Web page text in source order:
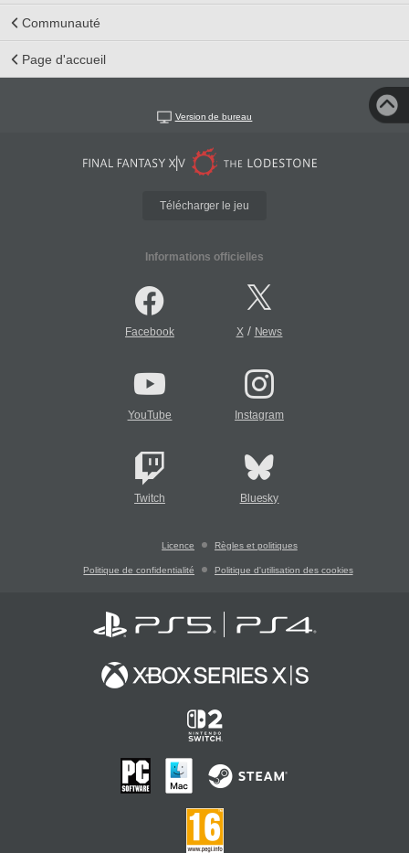
Communauté
Page d'accueil
Version de bureau
Télécharger le jeu
Informations officielles
Facebook X/ News
YouTube Instagram
Twitch Bluesky
Licence Règles et politiques
Politique de confidentialité Politique d'utilisation des cookies